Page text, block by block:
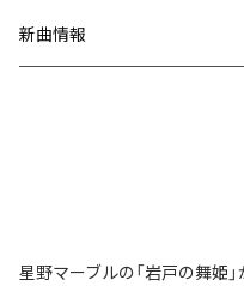
新曲情報
星野マーブルの「岩戸の舞姫